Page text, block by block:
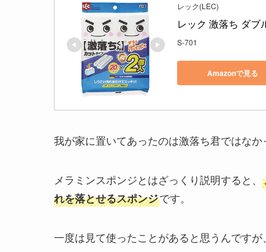
レック(LEC)
レック 激落ち ダブ
S-701
Amazonで見る
我が家に置いてあったのは激落ち君ではな
メラミンスポンジとはざっくり説明すると、
れを落とせるスポンジです。
一度は見て使ったことがあると思うんですが、